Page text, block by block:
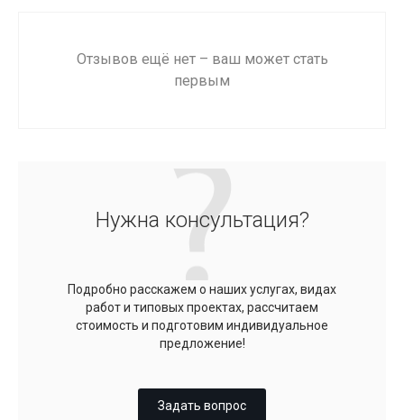
Отзывов ещё нет – ваш может стать
первым
Нужна консультация?
Подробно расскажем о наших услугах, видах
работ и типовых проектах, рассчитаем
стоимость и подготовим индивидуальное
предложение!
Задать вопрос